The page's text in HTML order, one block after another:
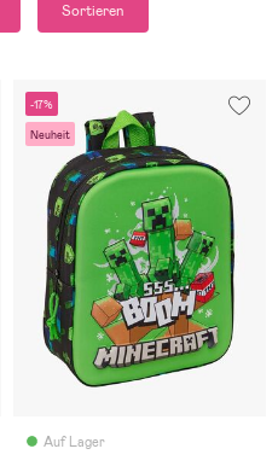
Sortieren
-17%
Neuheit
Auf Lager